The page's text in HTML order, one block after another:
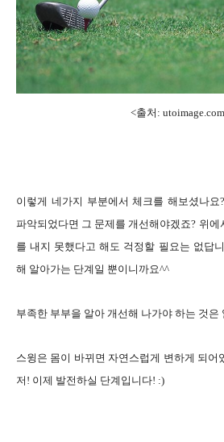
<출처:
이렇게 네가지 부분에서 체크를 해보셨나
파악되었다면 그 문제를 개선해야겠죠? 위
를 내지 못했다고 해도 걱정할 필요는 없답
해 알아가는 단계일 뿐이니까요^^
부족한 부부을 알아 개선해 나가야 하는 것은
스윙은 몸이 바뀌면 자연스럽게 변하게 되어
저! 이제 발전하실 단계입니다! :)